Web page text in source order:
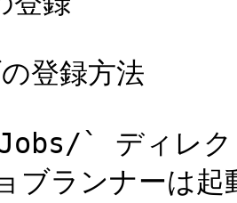
登録方法
` ディレク
ブランナーは